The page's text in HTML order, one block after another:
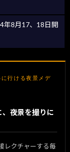
年8月17、18日開
行ける夜景メデ
夜景を撮りに
レクチャーする毎